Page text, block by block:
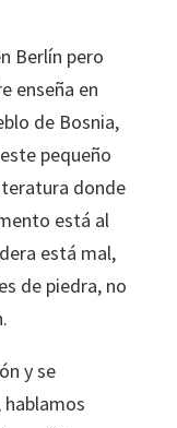
Berlín pero
enseña en
de Bosnia,
pequeño
donde
está al
está mal,
de piedra, no
y se